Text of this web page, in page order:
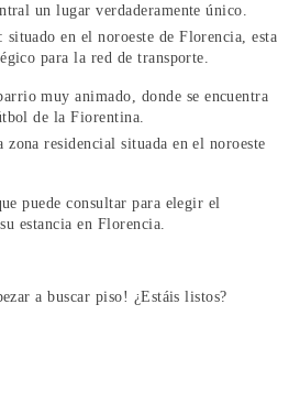
un lugar verdaderamente único.
: situado en el noroeste de Florencia, esta
para la red de transporte.
muy animado, donde se encuentra
de la Fiorentina.
zona residencial situada en el noroeste
puede consultar para elegir el
estancia en Florencia.
a buscar piso! ¿Estáis listos?